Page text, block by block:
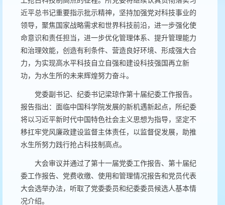
近平总书记重要指示批示精神，坚持加强党对科技事业的
领导，聚焦国家战略需求和世界科技前沿，进一步强化使
命意识和责任担当，进一步优化管理体系、提升管理能力
和治理效能，创造有利条件、营造良好环境、形成强大合
力，为实现高水平科技自立自强和建设科技强国再立新
功，为水生所的未来辉煌努力奋斗。
党委副书记、纪委书记梁琼作第十届纪委工作报告。
报告指出：面临中国科学院发展的新机遇新起点，所纪委
将以习近平新时代中国特色社会主义思想为指导，坚定不
移扛牢党风廉政建设监督主体责任，以监督促发展，助推
水生所努力践行抢占科技制高点。
大会审议并通过了第十一届党委工作报告、第十届纪
委工作报告、党费收缴、使用和管理情况报告和党员代表
大会选举办法，听取了党委委员和纪委委员候选人基本情
况介绍。